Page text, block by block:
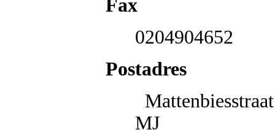
Fax
0204904652
Postadres
MJ